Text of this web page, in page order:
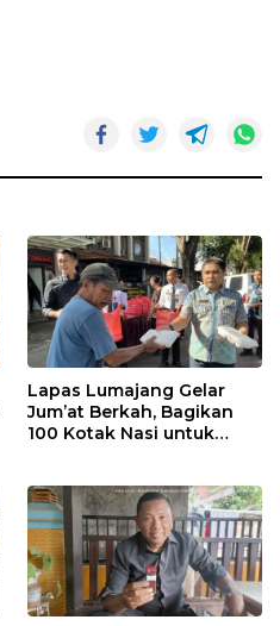
Lapas Lumajang Gelar
Jum’at Berkah, Bagikan
100 Kotak Nasi untuk